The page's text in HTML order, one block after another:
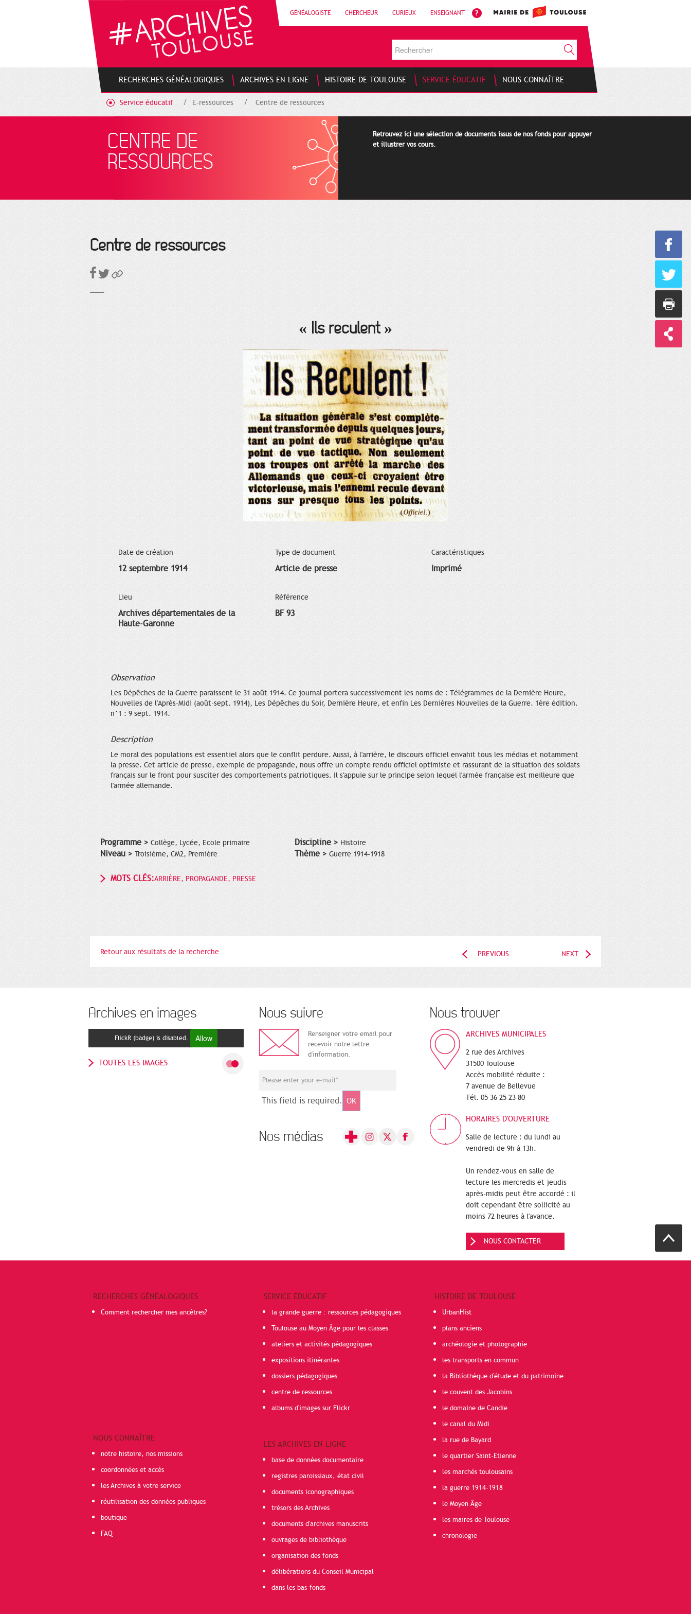
GÉNÉALOGISTE CHERCHEUR CURIEUX ENSEIGNANT
RECHERCHES GÉNÉALOGIQUES ARCHIVES EN LIGNE HISTOIRE DE TOULOUSE SERVICE ÉDUCATIF NOUS CONNAÎTRE
Service éducatif E-ressources Centre de ressources
CENTRE DE
RESSOURCES
Retrouvez ici une sélection de documents issus de nos fonds pour appuyer
et illustrer vos cours.
Centre de ressources
« Ils reculent »
Date de création
12 septembre 1914
Type de document
Article de presse
Caractéristiques
Imprimé
Lieu
Archives départementales de la
Haute-Garonne
Référence
BF 93
Observation
Les Dépêches de la Guerre paraissent le 31 août 1914. Ce journal portera successivement les noms de : Télégrammes de la Dernière Heure,
Nouvelles de l'Après-Midi (août-sept. 1914), Les Dépêches du Soir, Dernière Heure, et enfin Les Dernières Nouvelles de la Guerre. 1ère édition.
n°1 : 9 sept. 1914.
Description
Le moral des populations est essentiel alors que le conflit perdure. Aussi, à l'arrière, le discours officiel envahit tous les médias et notamment
la presse. Cet article de presse, exemple de propagande, nous offre un compte rendu officiel optimiste et rassurant de la situation des soldats
français sur le front pour susciter des comportements patriotiques. Il s'appuie sur le principe selon lequel l'armée française est meilleure que
l'armée allemande.
Programme > Collège, Lycée, Ecole primaire
Niveau > Troisième, CM2, Première
Discipline > Histoire
Thème > Guerre 1914-1918
MOTS CLÉS:ARRIÈRE, PROPAGANDE, PRESSE
Retour aux résultats de la recherche PREVIOUS NEXT
Archives en images
FlickR (badge) is disabled. Allow
TOUTES LES IMAGES
Nous suivre
Renseigner votre email pour
recevoir notre lettre
d'information.
This field is required. OK
Nos médias
Nous trouver
ARCHIVES MUNICIPALES
2 rue des Archives
31500 Toulouse
Accès mobilité réduite :
7 avenue de Bellevue
Tél. 05 36 25 23 80
HORAIRES D'OUVERTURE
Salle de lecture : du lundi au
vendredi de 9h à 13h.
Un rendez-vous en salle de
lecture les mercredis et jeudis
après-midis peut être accordé : il
doit cependant être sollicité au
moins 72 heures à l'avance.
NOUS CONTACTER
RECHERCHES GÉNÉALOGIQUES
Comment rechercher mes ancêtres?
NOUS CONNAÎTRE
notre histoire, nos missions
coordonnées et accès
les Archives à votre service
réutilisation des données publiques
boutique
FAQ
SERVICE ÉDUCATIF
la grande guerre : ressources pédagogiques
Toulouse au Moyen Âge pour les classes
ateliers et activités pédagogiques
expositions itinérantes
dossiers pédagogiques
centre de ressources
albums d'images sur Flickr
LES ARCHIVES EN LIGNE
base de données documentaire
registres paroissiaux, état civil
documents iconographiques
trésors des Archives
documents d'archives manuscrits
ouvrages de bibliothèque
organisation des fonds
délibérations du Conseil Municipal
dans les bas-fonds
HISTOIRE DE TOULOUSE
UrbanHist
plans anciens
archéologie et photographie
les transports en commun
la Bibliothèque d'étude et du patrimoine
le couvent des Jacobins
le domaine de Candie
le canal du Midi
la rue de Bayard
le quartier Saint-Etienne
les marchés toulousains
la guerre 1914-1918
le Moyen Âge
les maires de Toulouse
chronologie
Cookies management panel